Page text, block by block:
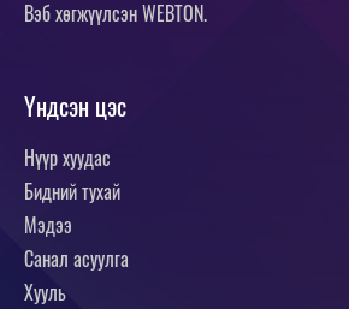
Вэб хөгжүүлсэнWEBTON.
Үндсэн цэс
Нүүр хуудас
Бидний тухай
Мэдээ
Санал асуулга
Хууль